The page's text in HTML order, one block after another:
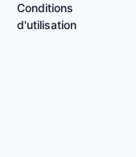
Conditions
d'utilisation